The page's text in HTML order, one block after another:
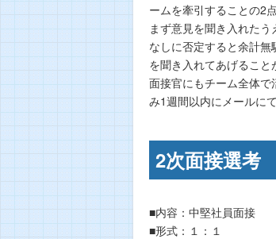
ームを牽引することの2
まず意見を聞き入れた
なしに否定すると余計
を聞き入れてあげること
面接官にもチーム全体
み1週間以内にメールに
2次面接選考
■内容：中堅社員面接
■形式：１：１